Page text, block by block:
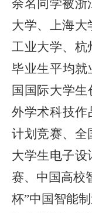
余名同学被浙
大学、上海大
工业大学、杭
毕业生平均就
国国际大学生
外学术科技作
计划竞赛、全
大学生电子设
赛、中国高校
杯”中国智能制